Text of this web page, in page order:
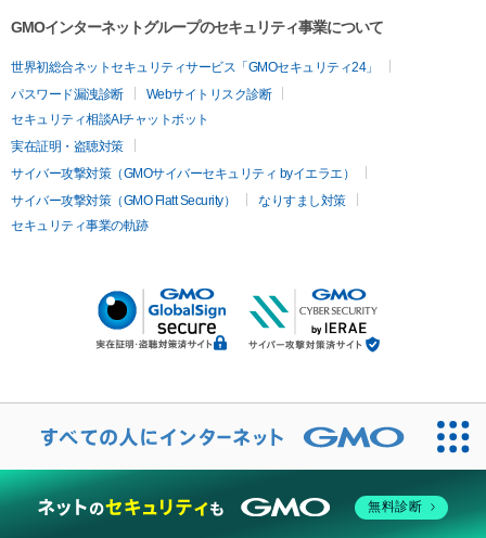
GMOインターネットグループのセキュリティ事業について
世界初総合ネットセキュリティサービス「GMOセキュリティ24」
パスワード漏洩診断
Webサイトリスク診断
セキュリティ相談AIチャットボット
実在証明・盗聴対策
サイバー攻撃対策（GMOサイバーセキュリティ byイエラエ）
サイバー攻撃対策（GMO Flatt Security）
なりすまし対策
セキュリティ事業の軌跡
無料診断